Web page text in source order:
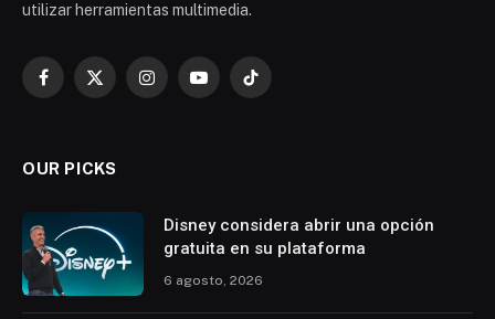
utilizar herramientas multimedia.
Facebook
X
InstagramYouTubeTikTok
OUR PICKS
Disney considera abrir una opción
gratuita en su plataforma
6 agosto, 2026